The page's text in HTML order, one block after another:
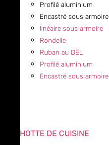
Profilé aluminium
Encastré sous armoire
linéaire sous armoire
Rondelle
Ruban au DEL
Profilé aluminium
Encastré sous armoire
HOTTE DE CUISINE